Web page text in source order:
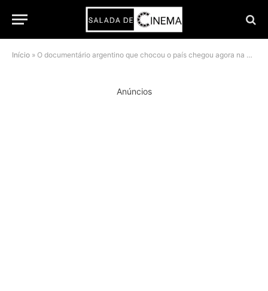
Início » O documentário argentino que chocou o país chegou agora na Netflix e vai surpreender
Anúncios